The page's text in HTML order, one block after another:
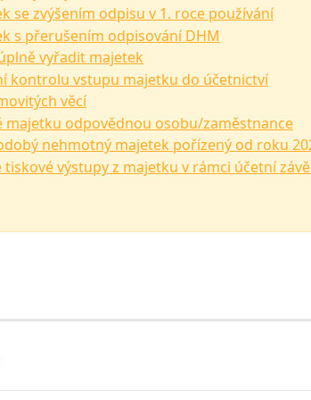
se zvýšením odpisu v 1. roce používání
s přerušením odpisování DHM
vyřadit majetek
kontrolu vstupu majetku do účetnictví
věcí
majetku odpovědnou osobu/zaměstnance
nehmotný majetek pořízený od roku
tiskové výstupy z majetku v rámci účetní